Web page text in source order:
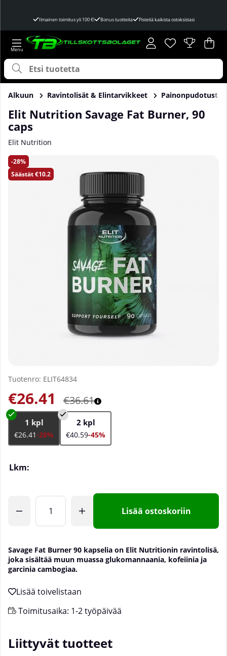
Ilmainen toimitus yli 100 €! Bonus tuotteita Pisteitä kaikista ostoksistasi
Toivelista
Lukumäärä
. .
Alkuun Ravintolisät & Elintarvikkeet Painonpudotusta
Elit Nutrition Savage Fat Burner, 90
caps
Elit Nutrition
28
Säästät€10.2
Tuotekuvat Elit Nutrition Savage Fat Burner, 90 caps
Tuotenro: ELIT64834
€36.61
€26.41
1 kpl
€26.41-28%
2 kpl
€40.59-45%
Lkm:
Lisää ostoskoriin
Savage Fat Burner 90 kapselia on Elit Nutritionin ravintolisä,
joka sisältää muun muassa glukomannaania, kofeiinia ja
garcinia cambogiaa.
Toimitusaika: 1-2 työpäivää
Liittyvät tuotteet